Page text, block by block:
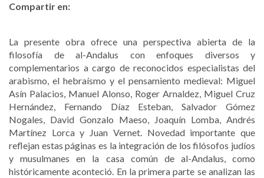
Compartir en:
La presente obra ofrece una perspectiva abierta de la
filosofía de al-Andalus con enfoques diversos y
complementarios a cargo de reconocidos especialistas del
arabismo, el hebraísmo y el pensamiento medieval: Miguel
Asín Palacios, Manuel Alonso, Roger Arnaldez, Miguel Cruz
Hernández, Fernando Díaz Esteban, Salvador Gómez
Nogales, David Gonzalo Maeso, Joaquín Lomba, Andrés
Martínez Lorca y Juan Vernet. Novedad importante que
reflejan estas páginas es la integración de los filósofos judíos
y musulmanes en la casa común de al-Andalus, como
históricamente aconteció. En la primera parte se analizan las